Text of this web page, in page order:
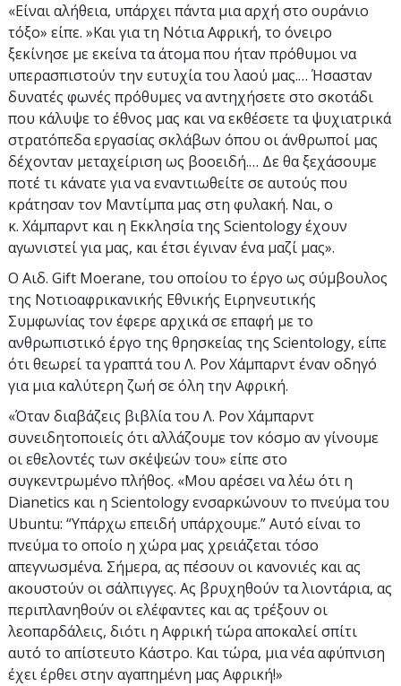
«Είναι αλήθεια, υπάρχει πάντα μια αρχή στο ουράνιο
τόξο» είπε. »Και για τη Νότια Αφρική, το όνειρο
ξεκίνησε με εκείνα τα άτομα που ήταν πρόθυμοι να
υπερασπιστούν την ευτυχία του λαού μας.… Ήσασταν
δυνατές φωνές πρόθυμες να αντηχήσετε στο σκοτάδι
που κάλυψε το έθνος μας και να εκθέσετε τα ψυχιατρικά
στρατόπεδα εργασίας σκλάβων όπου οι άνθρωποί μας
δέχονταν μεταχείριση ως βοοειδή.… Δε θα ξεχάσουμε
ποτέ τι κάνατε για να εναντιωθείτε σε αυτούς που
κράτησαν τον Μαντίμπα μας στη φυλακή. Ναι, ο
κ. Χάμπαρντ και η Εκκλησία της Scientology έχουν
αγωνιστεί για μας, και έτσι έγιναν ένα μαζί μας».
Ο Αιδ. Gift Moerane, του οποίου το έργο ως σύμβουλος
της Νοτιοαφρικανικής Εθνικής Ειρηνευτικής
Συμφωνίας τον έφερε αρχικά σε επαφή με το
ανθρωπιστικό έργο της θρησκείας της Scientology, είπε
ότι θεωρεί τα γραπτά του Λ. Ρον Χάμπαρντ έναν οδηγό
για μια καλύτερη ζωή σε όλη την Αφρική.
«Όταν διαβάζεις βιβλία του Λ. Ρον Χάμπαρντ
συνειδητοποιείς ότι αλλάζουμε τον κόσμο αν γίνουμε
οι εθελοντές των σκέψεών του» είπε στο
συγκεντρωμένο πλήθος. «Μου αρέσει να λέω ότι η
Dianetics και η Scientology ενσαρκώνουν το πνεύμα του
Ubuntu: “Υπάρχω επειδή υπάρχουμε.” Αυτό είναι το
πνεύμα το οποίο η χώρα μας χρειάζεται τόσο
απεγνωσμένα. Σήμερα, ας πέσουν οι κανονιές και ας
ακουστούν οι σάλπιγγες. Ας βρυχηθούν τα λιοντάρια, ας
περιπλανηθούν οι ελέφαντες και ας τρέξουν οι
λεοπαρδάλεις, διότι η Αφρική τώρα αποκαλεί σπίτι
αυτό το απίστευτο Κάστρο. Και τώρα, μια νέα αφύπνιση
έχει έρθει στην αγαπημένη μας Αφρική!»